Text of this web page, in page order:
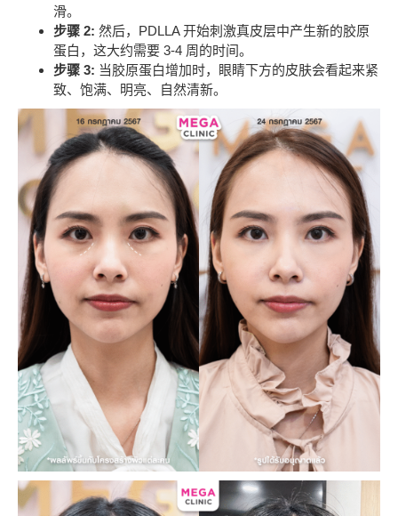
滑。
步骤 2: 然后，PDLLA 开始刺激真皮层中产生新的胶原
蛋白，这大约需要 3-4 周的时间。
步骤 3: 当胶原蛋白增加时，眼睛下方的皮肤会看起来紧
致、饱满、明亮、自然清新。